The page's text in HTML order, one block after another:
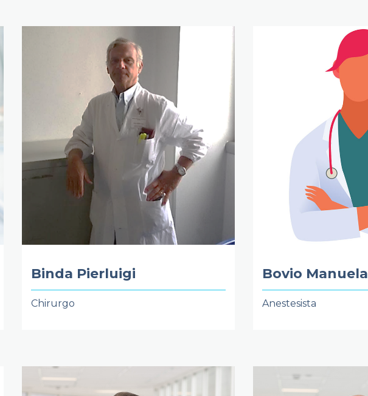
Binda Pierluigi
Chirurgo
Bovio Manuela
Anestesista